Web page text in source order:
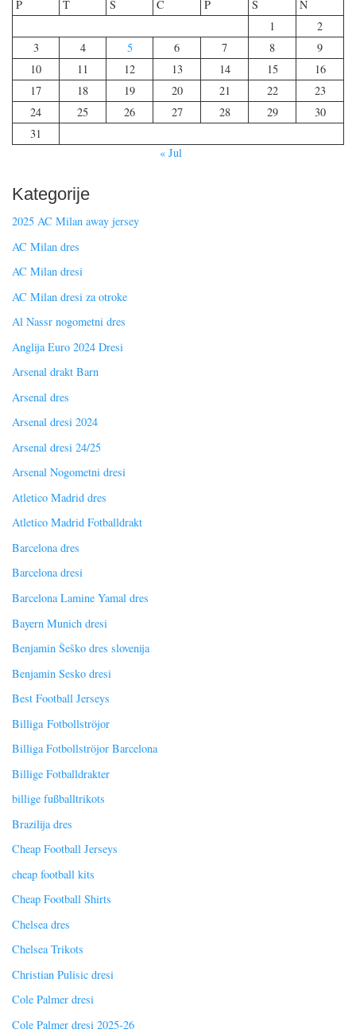
P T S Č P S
N
1
2
3
4 5 6 7 8
9
10
11 12 13 14 15
16
17
18 19 20 21 22
23
24
25 26 27 28 29
30
31
« Jul
Kategorije
2025 AC Milan away jersey
AC Milan dres
AC Milan dresi
AC Milan dresi za otroke
Al Nassr nogometni dres
Anglija Euro 2024 Dresi
Arsenal drakt Barn
Arsenal dres
Arsenal dresi 2024
Arsenal dresi 24/25
Arsenal Nogometni dresi
Atletico Madrid dres
Atletico Madrid Fotballdrakt
Barcelona dres
Barcelona dresi
Barcelona Lamine Yamal dres
Bayern Munich dresi
Benjamin Šeško dres slovenija
Benjamin Sesko dresi
Best Football Jerseys
Billiga Fotbollströjor
Billiga Fotbollströjor Barcelona
Billige Fotballdrakter
billige fußballtrikots
Brazilija dres
Cheap Football Jerseys
cheap football kits
Cheap Football Shirts
Chelsea dres
Chelsea Trikots
Christian Pulisic dresi
Cole Palmer dresi
Cole Palmer dresi 2025-26